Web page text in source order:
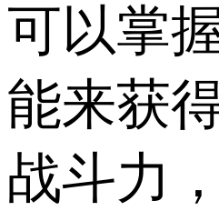
可以掌
能来获
战斗力